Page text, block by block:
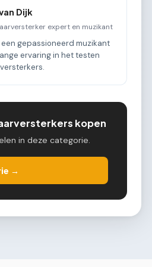
Dijk
expert en muzikant
een gepassioneerd muzikant
ervaring in het testen
kopen
in deze categorie.
→